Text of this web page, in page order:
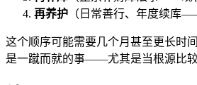
再养护 （日常善行、年度续库
这个顺序可能需要几个月甚至更长时
是一蹴而就的事——尤其是当根源比较